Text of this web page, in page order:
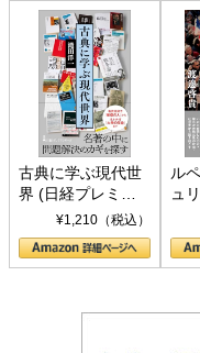
古典に学ぶ現代世
界 (日経プレミア
シリーズ)¥1,210（税込）
ル
ュ
〈
の顔